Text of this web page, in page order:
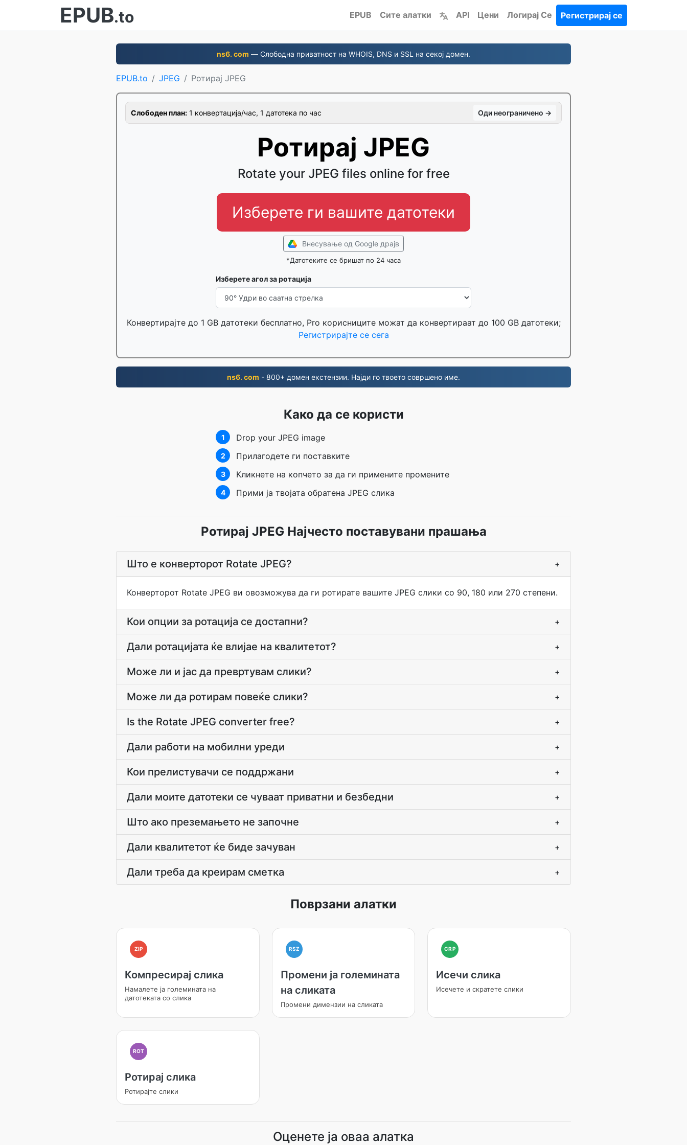
EPUB.to EPUB Сите алатки API Цени Логирај Се Регистрирај се
ns6. com — Слободна приватност на WHOIS, DNS и SSL на секој домен.
EPUB.to JPEG Ротирај JPEG
Слободен план: 1 конвертација/час, 1 датотека по час Оди неограничено →
Ротирај JPEG
Rotate your JPEG files online for free
Изберете ги вашите датотеки
Внесување од Google драјв
*Датотеките се бришат по 24 часа
Изберете агол за ротација
Конвертирајте до 1 GB датотеки бесплатно, Pro корисниците можат да конвертираат до 100 GB датотеки;
Регистрирајте се сега
ns6. com - 800+ домен екстензии. Најди го твоето совршено име.
Како да се користи
1 Drop your JPEG image
2 Прилагодете ги поставките
3 Кликнете на копчето за да ги примените промените
4 Прими ја твојата обратена JPEG слика
Ротирај JPEG Најчесто поставувани прашања
Што е конверторот Rotate JPEG? +
Конверторот Rotate JPEG ви овозможува да ги ротирате вашите JPEG слики со 90, 180 или 270 степени.
Кои опции за ротација се достапни? +
Дали ротацијата ќе влијае на квалитетот? +
Може ли и јас да превртувам слики? +
Може ли да ротирам повеќе слики? +
Is the Rotate JPEG converter free? +
Дали работи на мобилни уреди +
Кои прелистувачи се поддржани +
Дали моите датотеки се чуваат приватни и безбедни +
Што ако преземањето не започне +
Дали квалитетот ќе биде зачуван +
Дали треба да креирам сметка +
Поврзани алатки
ZIP
Компресирај слика
Намалете ја големината на
датотеката со слика
RSZ
Промени ја големината
на сликата
Промени димензии на сликата
CRP
Исечи слика
Исечете и скратете слики
ROT
Ротирај слика
Ротирајте слики
Оценете ја оваа алатка